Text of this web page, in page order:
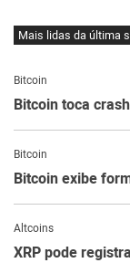
Mais lidas da última
Bitcoin
Bitcoin toca
Bitcoin
Bitcoin exibe
Altcoins
XRP pode